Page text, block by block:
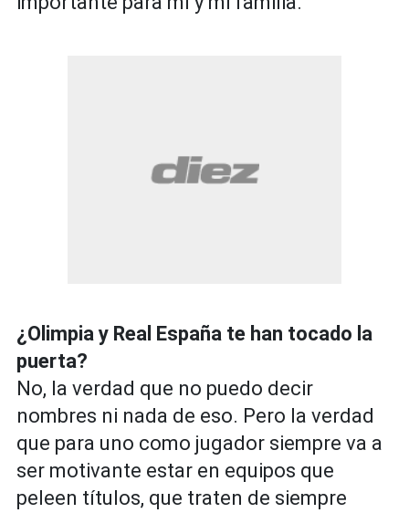
¿Olimpia y Real España te han tocado la
puerta?
No, la verdad que no puedo decir
nombres ni nada de eso. Pero la verdad
que para uno como jugador siempre va a
ser motivante estar en equipos que
peleen títulos, que traten de siempre